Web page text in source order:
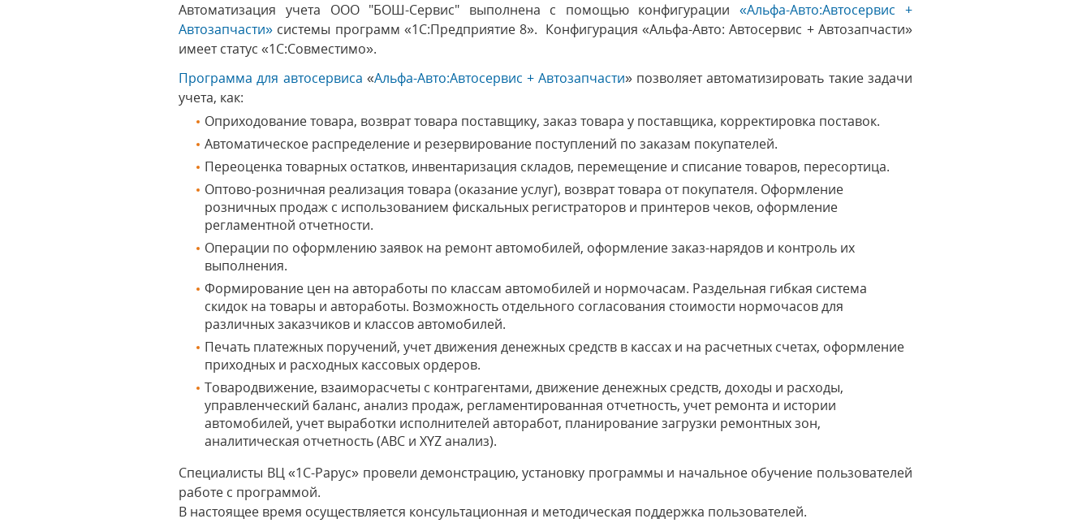
Автоматизация учета ООО "БОШ-Сервис" выполнена с помощью конфигурации«Альфа-Авто:Автосервис +
Автозапчасти» системы программ «1С:Предприятие 8». Конфигурация «Альфа-Авто: Автосервис + Автозапчасти»
имеет статус «1С:Совместимо».
Программа для автосервиса «Альфа-Авто:Автосервис + Автозапчасти» позволяет автоматизировать такие задачи
учета, как:
Оприходование товара, возврат товара поставщику, заказ товара у поставщика, корректировка поставок.
Автоматическое распределение и резервирование поступлений по заказам покупателей.
Переоценка товарных остатков, инвентаризация складов, перемещение и списание товаров, пересортица.
Оптово-розничная реализация товара (оказание услуг), возврат товара от покупателя. Оформление
розничных продаж с использованием фискальных регистраторов и принтеров чеков, оформление
регламентной отчетности.
Операции по оформлению заявок на ремонт автомобилей, оформление заказ-нарядов и контроль их
выполнения.
Формирование цен на автоработы по классам автомобилей и нормочасам. Раздельная гибкая система
скидок на товары и автоработы. Возможность отдельного согласования стоимости нормочасов для
различных заказчиков и классов автомобилей.
Печать платежных поручений, учет движения денежных средств в кассах и на расчетных счетах, оформление
приходных и расходных кассовых ордеров.
Товародвижение, взаиморасчеты с контрагентами, движение денежных средств, доходы и расходы,
управленческий баланс, анализ продаж, регламентированная отчетность, учет ремонта и истории
автомобилей, учет выработки исполнителей авторабот, планирование загрузки ремонтных зон,
аналитическая отчетность (ABC и XYZ анализ).
Специалисты ВЦ «1С-Рарус» провели демонстрацию, установку программы и начальное обучение пользователей
работе с программой.
В настоящее время осуществляется консультационная и методическая поддержка пользователей.